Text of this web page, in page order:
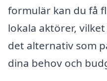
formulär kan du få
lokala aktörer,
det alternativ som
dina behov och